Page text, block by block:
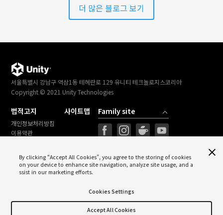
더 많은 블로그 보기
서울특별시 강남구 역삼1동 테헤란로 129 유니티 테크놀로지스코리아
Copyright © 2021 Unity Technologies
법적고지
개인정보처리방침
이용약관
사이트맵
Unity의 라이선스 착한 캠페인에 함께하세요
By clicking “Accept All Cookies”, you agree to the storing of cookies
on your device to enhance site navigation, analyze site usage, and a
ssist in our marketing efforts.
Cookies Settings
Accept All Cookies